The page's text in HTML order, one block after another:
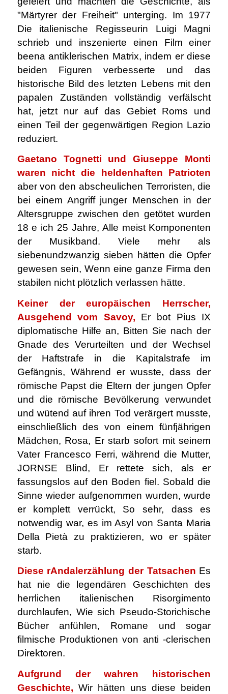
"Märtyrer der Freiheit" unterging. Im 1977
Die italienische Regisseurin Luigi Magni
schrieb und inszenierte einen Film einer
beena antiklerischen Matrix, indem er diese
beiden Figuren verbesserte und das
historische Bild des letzten Lebens mit den
papalen Zuständen vollständig verfälscht
hat, jetzt nur auf das Gebiet Roms und
einen Teil der gegenwärtigen Region Lazio
reduziert.
Gaetano Tognetti und Giuseppe Monti
waren nicht die heldenhaften Patrioten
aber von den abscheulichen Terroristen, die
bei einem Angriff junger Menschen in der
Altersgruppe zwischen den getötet wurden
18 e ich 25 Jahre, Alle meist Komponenten
der Musikband. Viele mehr als
siebenundzwanzig sieben hätten die Opfer
gewesen sein, Wenn eine ganze Firma den
stabilen nicht plötzlich verlassen hätte.
Keiner der europäischen Herrscher,
Ausgehend vom Savoy, Er bot Pius IX
diplomatische Hilfe an, Bitten Sie nach der
Gnade des Verurteilten und der Wechsel
der Haftstrafe in die Kapitalstrafe im
Gefängnis, Während er wusste, dass der
römische Papst die Eltern der jungen Opfer
und die römische Bevölkerung verwundet
und wütend auf ihren Tod verärgert musste,
einschließlich des von einem fünfjährigen
Mädchen, Rosa, Er starb sofort mit seinem
Vater Francesco Ferri, während die Mutter,
JORNSE Blind, Er rettete sich, als er
fassungslos auf den Boden fiel. Sobald die
Sinne wieder aufgenommen wurden, wurde
er komplett verrückt, So sehr, dass es
notwendig war, es im Asyl von Santa Maria
Della Pietà zu praktizieren, wo er später
starb.
Diese rAndalerzählung der Tatsachen Es
hat nie die legendären Geschichten des
herrlichen italienischen Risorgimento
durchlaufen, Wie sich Pseudo-Storichische
Bücher anfühlen, Romane und sogar
filmische Produktionen von anti -clerischen
Direktoren.
Aufgrund der wahren historischen
Geschichte, Wir hätten uns diese beiden